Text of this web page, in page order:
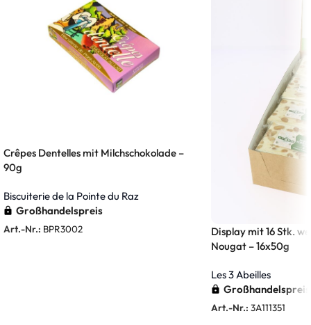
Crêpes Dentelles mit Milchschokolade –
90g
Biscuiterie de la Pointe du Raz
Großhandelspreis
Art.-Nr.: BPR3002
Display mit 16 Stk.
Nougat – 16x50g
Les 3 Abeilles
Großhandelspreis
Art.-Nr.: 3A111351